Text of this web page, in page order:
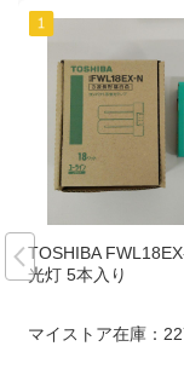
TOSHIBA
光灯 5本入り
マイストア在庫：